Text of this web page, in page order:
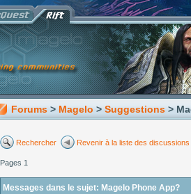
Forums > Magelo > Suggestions >
Rechercher Revenir à la liste des discussions
Pages 1
Messages dans le sujet: Magelo Phone App?